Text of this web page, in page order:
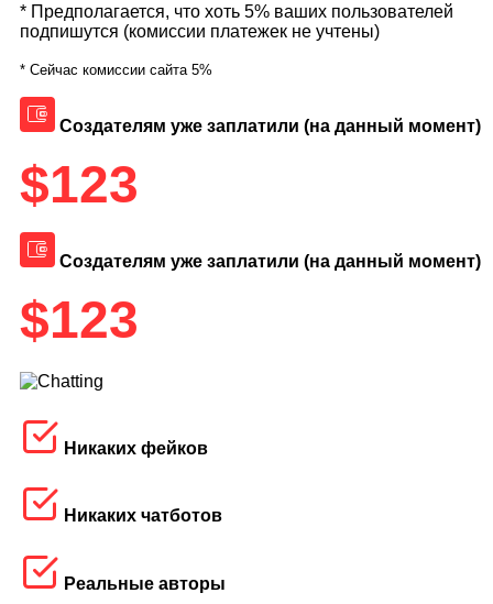
* Предполагается, что хоть 5% ваших пользователей
подпишутся (комиссии платежек не учтены)
* Сейчас комиссии сайта 5%
Создателям уже заплатили (на данный момент)
$123
Создателям уже заплатили (на данный момент)
$123
Никаких фейков
Никаких чатботов
Реальные авторы